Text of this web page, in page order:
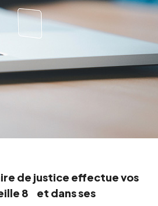
de justice effectue vos
8 et dans ses